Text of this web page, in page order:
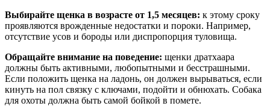
Выбирайте щенка в возрасте от 1,5 месяцев: к этому сроку
проявляются врожденные недостатки и пороки. Например,
отсутствие усов и бороды или диспропорция туловища.
Обращайте внимание на поведение: щенки дратхаара
должны быть активными, любопытными и бесстрашными.
Если положить щенка на ладонь, он должен вырываться, если
кинуть на пол связку с ключами, подойти и обнюхать. Собака
для охоты должна быть самой бойкой в помете.